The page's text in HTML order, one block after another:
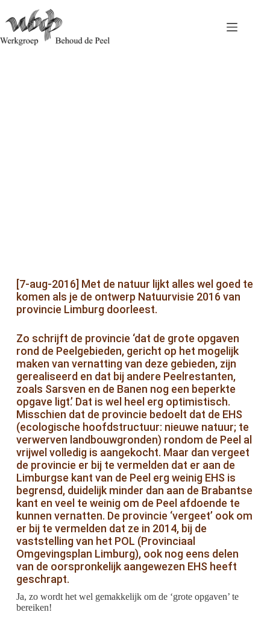
[7-aug-2016] Met de natuur lijkt alles wel goed te
komen als je de ontwerp Natuurvisie 2016 van
provincie Limburg doorleest.
Zo schrijft de provincie ‘dat de grote opgaven
rond de Peelgebieden, gericht op het mogelijk
maken van vernatting van deze gebieden, zijn
gerealiseerd en dat bij andere Peelrestanten,
zoals Sarsven en de Banen nog een beperkte
opgave ligt.’ Dat is wel heel erg optimistisch.
Misschien dat de provincie bedoelt dat de EHS
(ecologische hoofdstructuur: nieuwe natuur; te
verwerven landbouwgronden) rondom de Peel al
vrijwel volledig is aangekocht. Maar dan vergeet
de provincie er bij te vermelden dat er aan de
Limburgse kant van de Peel erg weinig EHS is
begrensd, duidelijk minder dan aan de Brabantse
kant en veel te weinig om de Peel afdoende te
kunnen vernatten. De provincie ‘vergeet’ ook om
er bij te vermelden dat ze in 2014, bij de
vaststelling van het POL (Provinciaal
Omgevingsplan Limburg), ook nog eens delen
van de oorspronkelijk aangewezen EHS heeft
geschrapt.
Ja, zo wordt het wel gemakkelijk om de ‘grote opgaven’ te
bereiken!